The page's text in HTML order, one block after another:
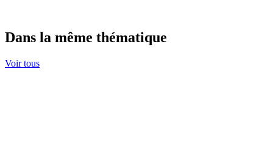
Dans la même thématique
Voir tous